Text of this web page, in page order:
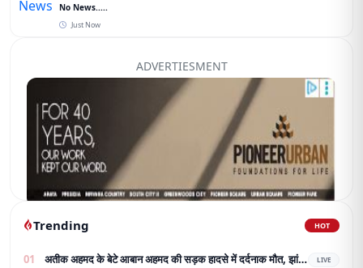
No News.....
Just Now
ADVERTIESMENT
Trending HOT
01
अतीक अहमद के बेटे आबान अहमद की सड़क हादसे में दर्दनाक मौत, झांसी
LIVE